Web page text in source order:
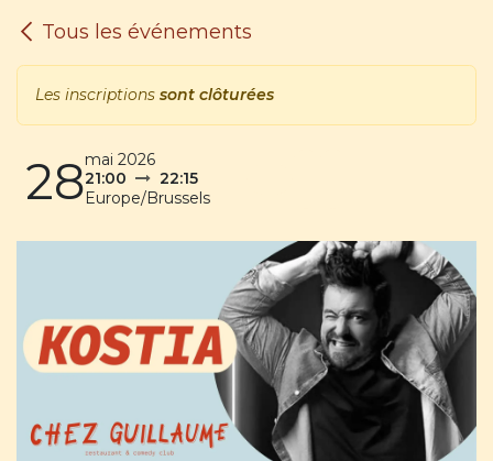
Tous les événements
Les inscriptions sont clôturées
28mai 2026
21:00
22:15
Europe/Brussels